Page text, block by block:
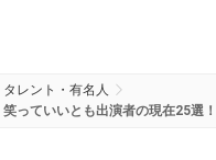
タレント・有名人
笑っていいとも出演者の現在25選